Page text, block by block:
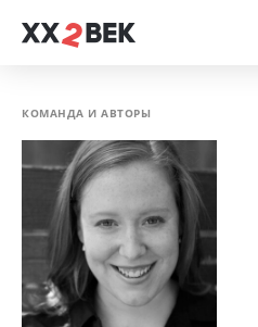
КОМАНДА И АВТОРЫ